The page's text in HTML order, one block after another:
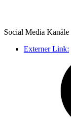
Social Media Kanäle
Externer Link: